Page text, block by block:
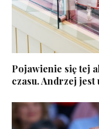
Pojawienie się tej
czasu. Andrzej jest